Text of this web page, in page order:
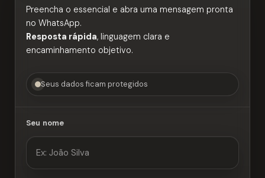
Preencha o essencial e abra uma mensagem pronta
no WhatsApp.
Resposta rápida, linguagem clara e
encaminhamento objetivo.
Seus dados ficam protegidos
Seu nome